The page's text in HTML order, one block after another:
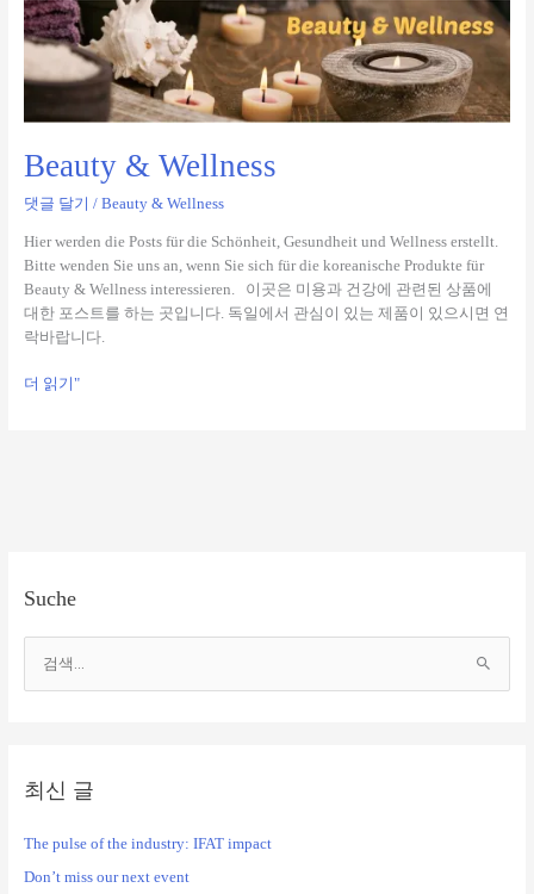
Beauty & Wellness
댓글 달기 / Beauty & Wellness
Hier werden die Posts für die Schönheit, Gesundheit und Wellness erstellt.
Bitte wenden Sie uns an, wenn Sie sich für die koreanische Produkte für
Beauty & Wellness interessieren. 이곳은 미용과 건강에 관련된 상품에
대한 포스트를 하는 곳입니다. 독일에서 관심이 있는 제품이 있으시면 연
락바랍니다.
Beauty
&
Wellness
더 읽기"
Suche
최신 글
The pulse of the industry: IFAT impact
Don’t miss our next event